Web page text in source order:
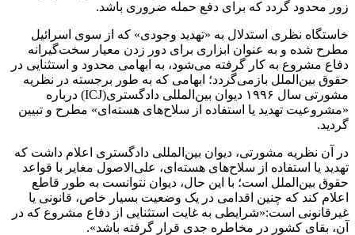
زور محدود گردد که برای دفع حمله ضروری باشد.
خاستگاه نظری استدلال به «تهدید وجودی» که از سوی اسرائیل
مطرح شده و به‌ عنوان ابزاری برای دور زدن معیار سخت‌گیرانه
دفاع مشروع به ‌کار گرفته می‌شود، به ابهامی محدود و استثنایی در
حقوق بین‌الملل بازمی‌گردد؛ ابهامی که به ‌طور برجسته در نظریه
مشورتی سال ۱۹۹۶ دیوان بین‌المللی دادگستری(ICJ) درباره
«مشروعیت تهدید یا استفاده از سلاح‌های هسته‌ای» مطرح و تبیین
گردید.
در آن نظریه مشورتی، دیوان بین‌المللی دادگستری اعلام داشت که
تهدید یا استفاده از سلاح‌های هسته‌ای، علی‌الاصول مغایر با قواعد
حقوق بین‌الملل است؛ با این حال، دیوان نتوانست به ‌طور قاطع
اعلام کند که چنین اقدامی در یک وضعیت بسیار خاص، قانونی یا
غیرقانونی است:«شرایطی به ‌غایت استثنایی از دفاع مشروع که در
آن، بقای کشور در مخاطره جدی قرار گرفته باشد».